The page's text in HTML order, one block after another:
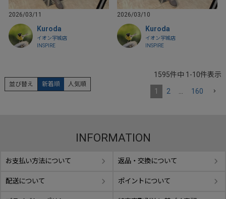
2026/03/11
Kuroda
イオン宇城店
INSPIRE
2026/03/10
Kuroda
イオン宇城店
INSPIRE
並び替え 新着順 人気順
1595件中 1 -10件表示
1 2 … 160
INFORMATION
お支払い方法について 返品・交換について
配送について ポイントについて